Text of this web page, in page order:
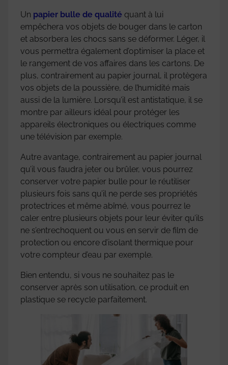
Un papier bulle de qualité quant à lui
empêchera vos objets de bouger dans le carton
et absorbera les chocs sans se déformer. Léger, il
vous permettra également d’optimiser la place et
le rangement de vos affaires dans les cartons. De
plus, contrairement au papier journal, il protègera
vos objets de la poussière, de l’humidité mais
aussi de la lumière. Lorsqu’il est antistatique, il se
montre par ailleurs idéal pour protéger les
appareils électroniques ou électriques comme
une télévision par exemple.
Autre avantage, contrairement au papier journal
qu’il vous faudra jeter ou brûler, vous pourrez
conserver votre papier bulle pour le réutiliser
plusieurs fois sans qu’il ne perde ses propriétés
protectrices et même abîmé, vous pourrez le
caler entre plusieurs objets pour leur éviter qu’ils
ne s’entrechoquent ou vous en servir de film de
protection ou encore d’isolant thermique pour
votre compteur d’eau par exemple.
Bien entendu, si vous ne souhaitez pas le
conserver après son utilisation, ce produit en
plastique se recycle parfaitement.